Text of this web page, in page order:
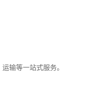
输等一站式服务。